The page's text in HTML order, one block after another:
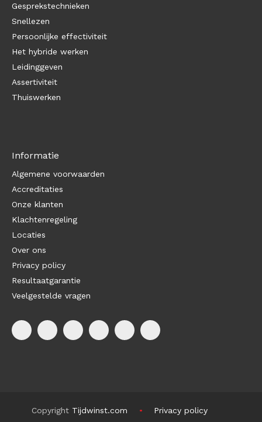
Gesprekstechnieken
Snellezen
Persoonlijke effectiviteit
Het hybride werken
Leidinggeven
Assertiviteit
Thuiswerken
Informatie
Algemene voorwaarden
Accreditaties
Onze klanten
Klachtenregeling
Locaties
Over ons
Privacy policy
Resultaatgarantie
Veelgestelde vragen
Copyright Tijdwinst.com
Privacy policy